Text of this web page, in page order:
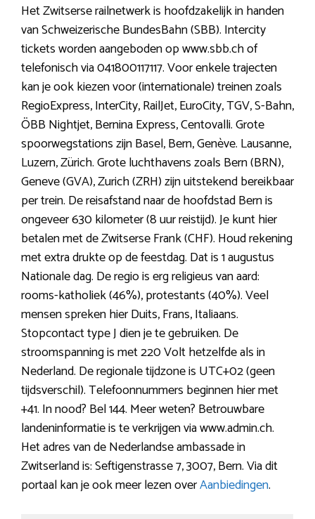
Het Zwitserse railnetwerk is hoofdzakelijk in handen
van Schweizerische BundesBahn (SBB). Intercity
tickets worden aangeboden op www.sbb.ch of
telefonisch via 041800117117. Voor enkele trajecten
kan je ook kiezen voor (internationale) treinen zoals
RegioExpress, InterCity, RailJet, EuroCity, TGV, S-Bahn,
ÖBB Nightjet, Bernina Express, Centovalli. Grote
spoorwegstations zijn Basel, Bern, Genève. Lausanne,
Luzern, Zürich. Grote luchthavens zoals Bern (BRN),
Geneve (GVA), Zurich (ZRH) zijn uitstekend bereikbaar
per trein. De reisafstand naar de hoofdstad Bern is
ongeveer 630 kilometer (8 uur reistijd). Je kunt hier
betalen met de Zwitserse Frank (CHF). Houd rekening
met extra drukte op de feestdag. Dat is 1 augustus
Nationale dag. De regio is erg religieus van aard:
rooms-katholiek (46%), protestants (40%). Veel
mensen spreken hier Duits, Frans, Italiaans.
Stopcontact type J dien je te gebruiken. De
stroomspanning is met 220 Volt hetzelfde als in
Nederland. De regionale tijdzone is UTC+02 (geen
tijdsverschil). Telefoonnummers beginnen hier met
+41. In nood? Bel 144. Meer weten? Betrouwbare
landeninformatie is te verkrijgen via www.admin.ch.
Het adres van de Nederlandse ambassade in
Zwitserland is: Seftigenstrasse 7, 3007, Bern. Via dit
portaal kan je ook meer lezen overAanbiedingen.